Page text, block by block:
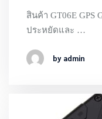
สินค้า GT06E GPS
ประหยัดและ …
by admin